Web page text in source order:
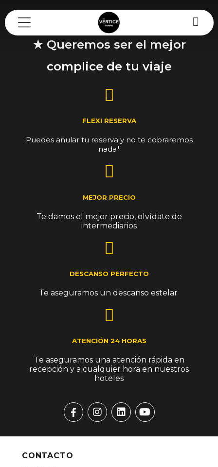
Mi reserva
★ Queremos ser el mejor
complice de tu viaje
FLEXI RESERVA
Puedes anular tu reserva y no te cobraremos
nada*
MEJOR PRECIO
Te damos el mejor precio, olvídate de
intermediarios
DESCANSO PERFECTO
Te aseguramos un descanso estelar ​
ATENCIÓN 24 HORAS​
Te aseguramos una atención rápida en
recepción y a cualquier hora en nuestros
hoteles
CONTACTO